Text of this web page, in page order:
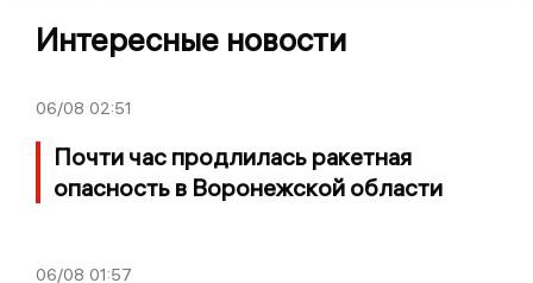
Интересные новости
06/08 02:51
Почти час продлилась ракетная
опасность в Воронежской области
06/08 01:57